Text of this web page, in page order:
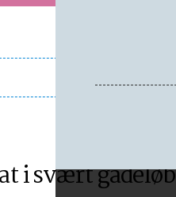
i svært gadeløb